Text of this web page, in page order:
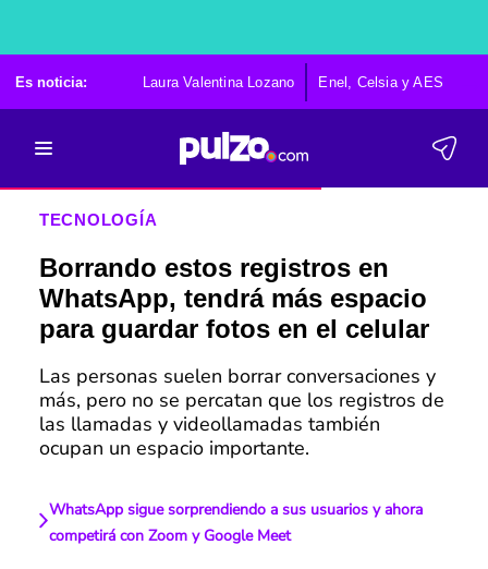
Es noticia: Laura Valentina Lozano Enel, Celsia y AES
TECNOLOGÍA
Borrando estos registros en
WhatsApp, tendrá más espacio
para guardar fotos en el celular
Las personas suelen borrar conversaciones y
más, pero no se percatan que los registros de
las llamadas y videollamadas también
ocupan un espacio importante.
WhatsApp sigue sorprendiendo a sus usuarios y ahora
competirá con Zoom y Google Meet